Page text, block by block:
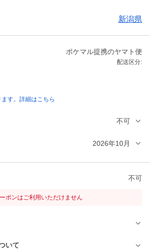
新潟県
ポケマル提携のヤマト便
配送区分:
す。詳細はこちら
不可
2026年10月
不可
ポンはご利用いただけません
いて